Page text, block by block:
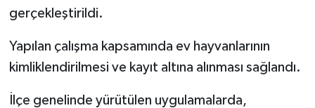
gerçekleştirildi.
Yapılan çalışma kapsamında ev hayvanlarının
kimliklendirilmesi ve kayıt altına alınması sağlandı.
İlçe genelinde yürütülen uygulamalarda,
Köşe Yazıları
Kültür Sanat